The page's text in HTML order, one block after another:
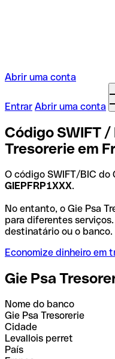
Abrir uma conta
Entrar Abrir uma conta
Código SWIFT /
Tresorerie em
O código SWIFT/BIC do
GIEPFRP1XXX.
No entanto, o Gie Psa
para diferentes
destinatário ou o banco.
Economize dinheiro em
Gie Psa
Nome do banco
Gie Psa Tresorerie
Cidade
Levallois perret
País